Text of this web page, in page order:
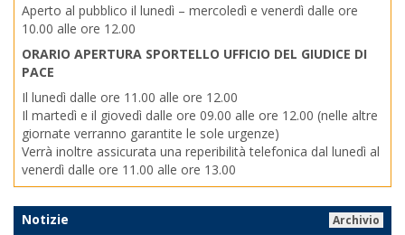
Aperto al pubblico il lunedì – mercoledì e venerdì dalle ore
10.00 alle ore 12.00
ORARIO APERTURA SPORTELLO UFFICIO DEL GIUDICE DI
PACE
Il lunedì dalle ore 11.00 alle ore 12.00
Il martedì e il giovedì dalle ore 09.00 alle ore 12.00 (nelle altre
giornate verranno garantite le sole urgenze)
Verrà inoltre assicurata una reperibilità telefonica dal lunedì al
venerdì dalle ore 11.00 alle ore 13.00
Notizie
Archivio